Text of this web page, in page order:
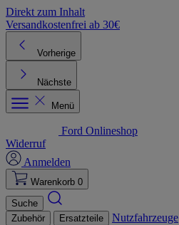
Direkt zum Inhalt
Versandkostenfrei ab 30€
Vorherige
Nächste
Menü
Ford Onlineshop
Widerruf
Anmelden
Warenkorb 0
Suche
Zubehör
Ersatzteile Nutzfahrzeuge